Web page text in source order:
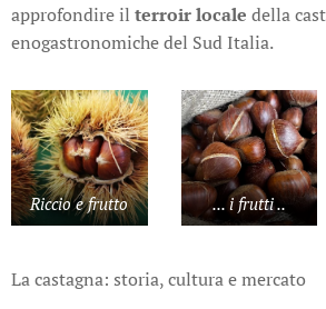
approfondire il terroir locale della
enogastronomiche del Sud Italia.
Riccio e frutto ... i frutti ..
La castagna: storia, cultura e mercato